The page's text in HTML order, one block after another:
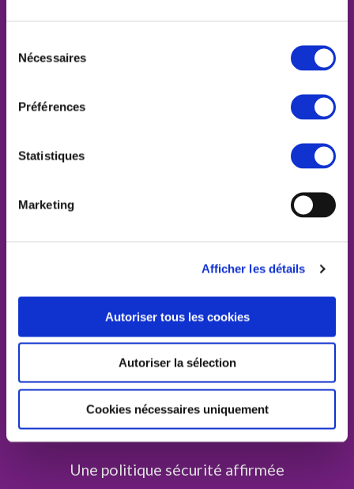
Nécessaires
Préférences
Statistiques
Marketing
Afficher les détails
Autoriser tous les cookies
Autoriser la sélection
Cookies nécessaires uniquement
Des offres sur-mesure pour répondre à tous les
projets
Une politique sécurité affirmée